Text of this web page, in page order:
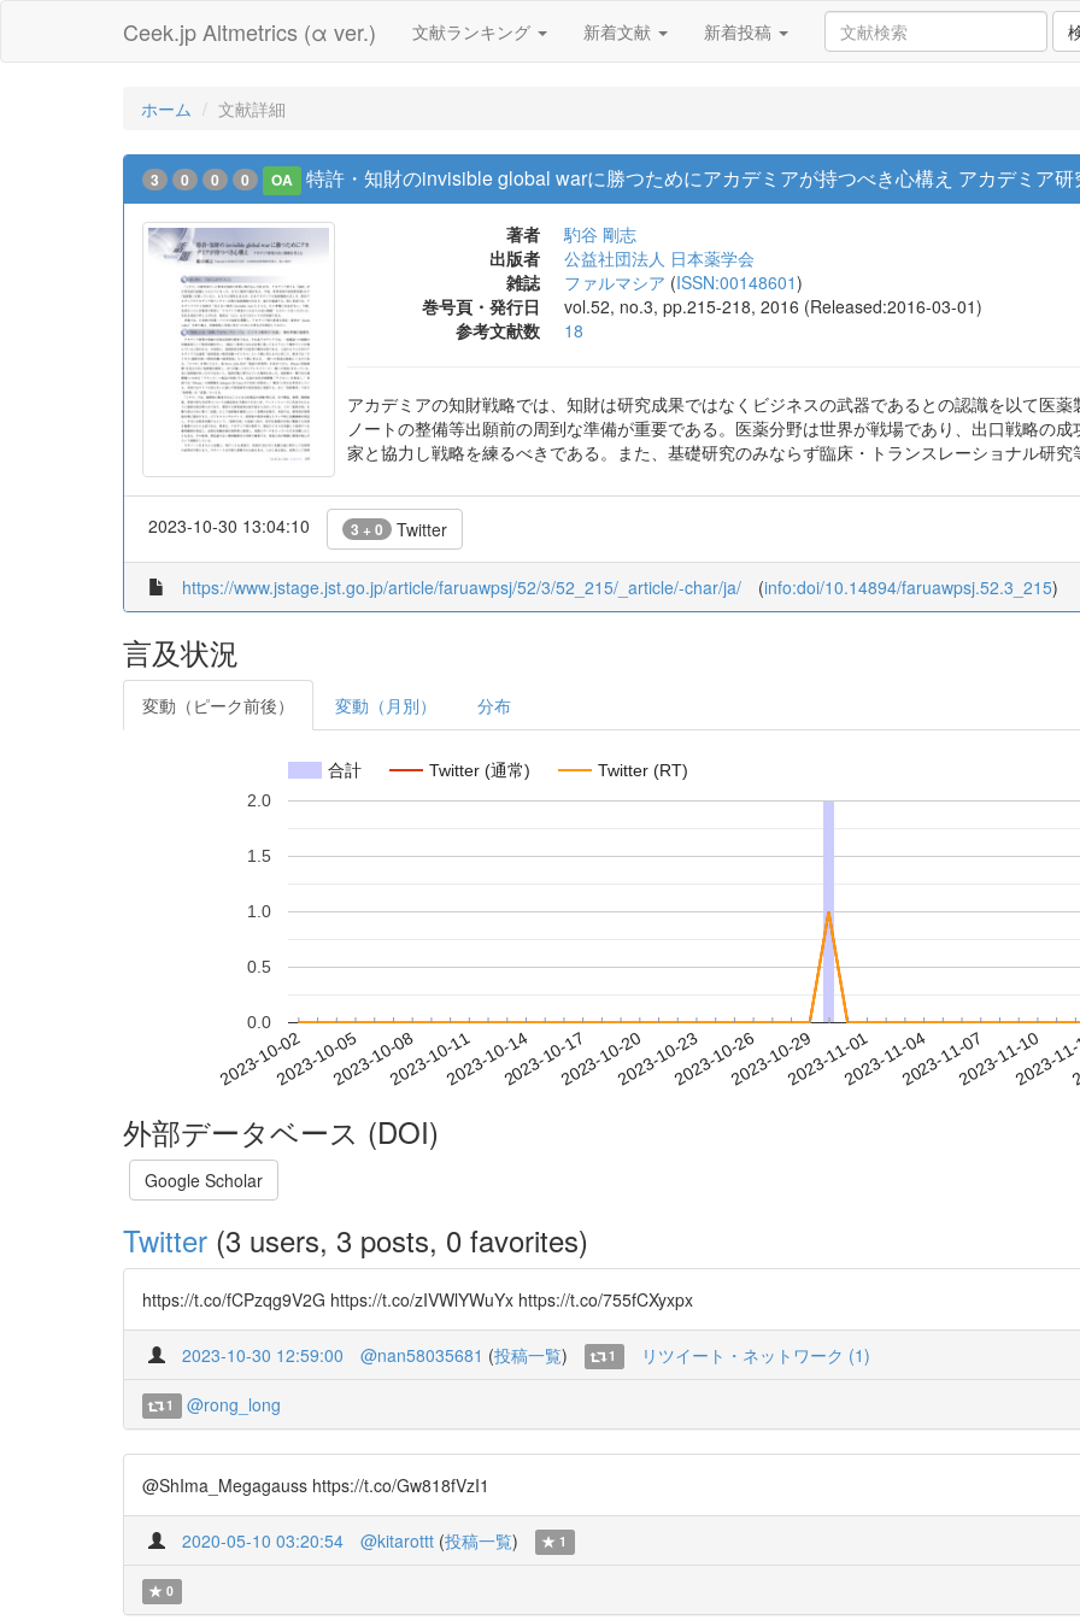
Ceek.jp Altmetrics (α ver.) 文献ランキング 新着文献 新着投稿
ホーム 文献詳細
3 0 0 0 OA 特許・知財のinvisible global warに勝つためにアカデミアが持つべき心構え アカデミア
著者
馰谷 剛志
出版者
公益社団法人 日本薬学会
雑誌
ファルマシア (ISSN:00148601)
巻号頁・発行日
vol.52, no.3, pp.215-218, 2016 (Released:2016-03-01)
参考文献数
18
アカデミアの知財戦略では、知財は研究成果ではなくビジネスの武器であるとの認識を以て医
ノートの整備等出願前の周到な準備が重要である。医薬分野は世界が戦場であり、出口戦略の
家と協力し戦略を練るべきである。また、基礎研究のみならず臨床・トランスレーショナル研究
2023-10-30 13:04:10 3 + 0 Twitter
https://www.jstage.jst.go.jp/article/faruawpsj/52/3/52_215/_article/-char/ja/ (info:doi/10.14894/faruawpsj.52.3_215)
言及状況
変動（ピーク前後） 変動（月別） 分布
合計 Twitter (通常) Twitter (RT)
2023-10-022023-10-052023-10-082023-10-112023-10-142023-10-172023-10-202023-10-232023-10-262023-10-292023-11-012023-11-042023-11-072023-11-10
2023-
0.0
0.5
1.0
1.5
2.0
外部データベース (DOI)
Google Scholar
Twitter (3 users, 3 posts, 0 favorites)
https://t.co/fCPzqg9V2G https://t.co/zIVWlYWuYx https://t.co/755fCXyxpx
2023-10-30 12:59:00 @nan58035681 (投稿一覧) 1 リツイート・ネットワーク (1)
1 @rong_long
@ShIma_Megagauss https://t.co/Gw818fVzI1
2020-05-10 03:20:54 @kitarottt (投稿一覧) 1
0